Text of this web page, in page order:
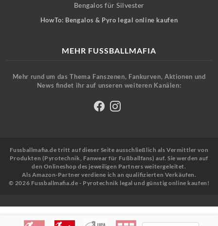
Bengalos für Silvester
HowTo: Bengalos & Pyro legal online kaufen
MEHR FUSSBALLMAFIA
Mehr rund um das Thema Fanszenen, Fankurven, Aktionen und
News findet ihr auf unseren weiteren Kanälen:
Fussballmafia.de tritt auf dieser Seite ausschließlich als Vermittler von
Produkten (Pyrotechnik, Fanwear für Fußballfans) auf. Sie werden auf
den Onlineshop des jeweiligen Partners weitergeleitet.
Als Amazon-Partner verdiene ich an qualifizierten Verkäufen.
© 2026 Fussballmafia.de - Pyrotechnik legal und günstig online kaufen!